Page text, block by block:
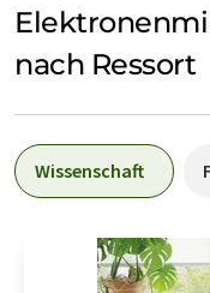
nach Ressort
Wissenschaft